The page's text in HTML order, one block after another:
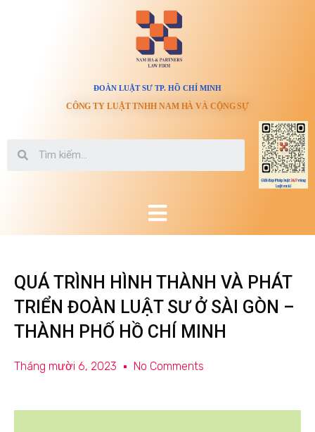
ĐOÀN LUẬT SƯ TP. HỒ CHÍ MINH
CÔNG TY LUẬT TNHH NAM HÀ VÀ CỘNG SỰ
QUÁ TRÌNH HÌNH THÀNH VÀ PHÁT
TRIỂN ĐOÀN LUẬT SƯ Ở SÀI GÒN –
THÀNH PHỐ HỒ CHÍ MINH
Tháng mười 6, 2023 No Comments